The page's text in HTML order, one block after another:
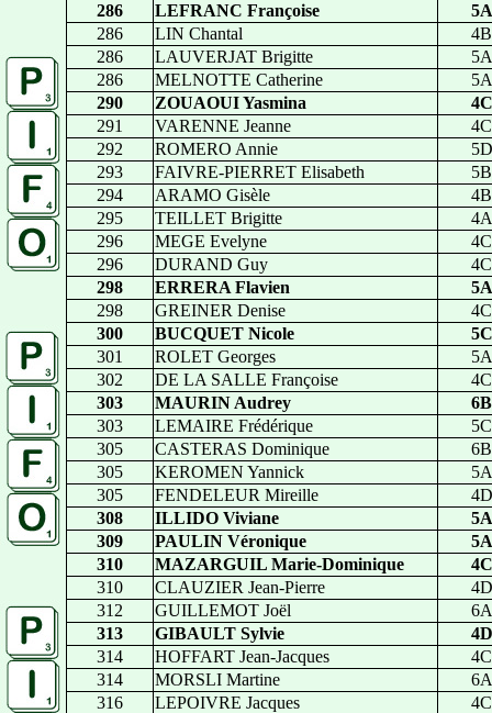
286 LEFRANC Françoise
5A
286
LIN Chantal
4B
286
LAUVERJAT Brigitte
5A
286
MELNOTTE Catherine
5A
290
ZOUAOUI Yasmina
4C
291
VARENNE Jeanne
4C
292
ROMERO Annie
5D
293
FAIVRE-PIERRET Elisabeth
5B
294
ARAMO Gisèle
4B
295
TEILLET Brigitte
4A
296
MEGE Evelyne
4C
296
DURAND Guy
4C
298
ERRERA Flavien
5A
298
GREINER Denise
4C
300
BUCQUET Nicole
5C
301
ROLET Georges
5A
302
DE LA SALLE Françoise
4C
303
MAURIN Audrey
6B
303
LEMAIRE Frédérique
5C
305
CASTERAS Dominique
6B
305
KEROMEN Yannick
5A
305
FENDELEUR Mireille
4D
308
ILLIDO Viviane
5A
309
PAULIN Véronique
5A
310
MAZARGUIL Marie-Dominique
4C
310
CLAUZIER Jean-Pierre
4D
312
GUILLEMOT Joël
6A
313
GIBAULT Sylvie
4D
314
HOFFART Jean-Jacques
4C
314
MORSLI Martine
6A
316
LEPOIVRE Jacques
4C